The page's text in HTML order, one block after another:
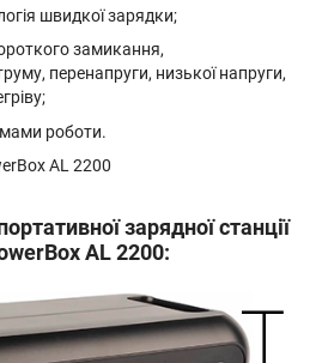
швидкої зарядки;
замикання,
перенапруги, низької напруги,
роботи.
зарядної станції
AL 2200: